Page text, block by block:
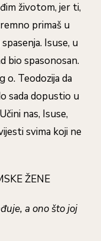
životom, jer ti,
primaš u
Isuse, u
bio spasonosan.
o. Teodozija da
sada dopustio u
nas, Isuse,
svima koji ne
ŽENE
a ono što joj